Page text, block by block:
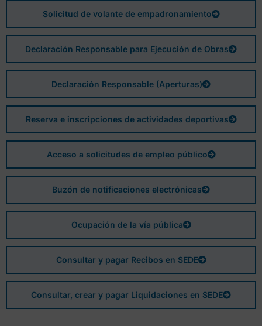
Solicitud de volante de empadronamiento
Declaración Responsable para Ejecución de Obras
Declaración Responsable (Aperturas)
Reserva e inscripciones de actividades deportivas
Acceso a solicitudes de empleo público
Buzón de notificaciones electrónicas
Ocupación de la vía pública
Consultar y pagar Recibos en SEDE
Consultar, crear y pagar Liquidaciones en SEDE